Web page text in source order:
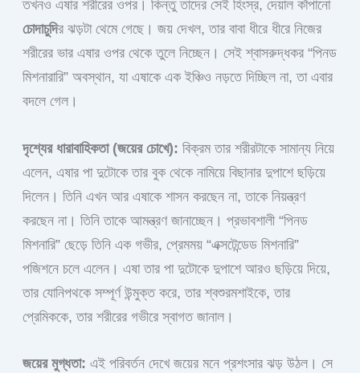
তখনও এষার শরীরের ওপর। কিন্তু তাদের সেই হিংস্র, দেয়াল কাঁপানো
চোদাচুদির ঝড়টা থেমে গেছে। জয় দেখল, তার বাবা ধীরে ধীরে নিজের
শরীরের ভার এষার ওপর থেকে তুলে নিচ্ছেন। সেই শ্বাসরুদ্ধকর “পিনড
মিশনারারি” অবস্থান, যা এষাকে এক ইঞ্চিও নড়তে দিচ্ছিল না, তা এবার
বদলে গেল।
দৃশ্যের ধারাবাহিকতা (জয়ের চোখে): বিক্রম তার শরীরটাকে সামান্য নিয়ে
এলেন, এষার পা দুটোকে তার বুক থেকে নামিয়ে বিছানার দুপাশে ছড়িয়ে
দিলেন। তিনি এখন আর এষাকে শাসন করছেন না, তাকে নিয়ন্ত্রণ
করছেন না। তিনি তাকে আমন্ত্রণ জানাচ্ছেন। প্রভাবশালী “পিনড
মিশনারি” ছেড়ে তিনি এক গভীর, প্রেমময় “এক্সটেন্ডেড মিশনারি”
পজিশনে চলে এলেন। এষা তার পা দুটোকে দুপাশে আরও ছড়িয়ে দিয়ে,
তার যোনিপথকে সম্পূর্ণ উন্মুক্ত করে, তার শ্বশুরমশাইকে, তার
প্রেমিককে, তার শরীরের গভীরে স্বাগত জানাল।
জয়ের মুগ্ধতা: এই পরিবর্তন দেখে জয়ের মনে প্রশংসার ঝড় উঠল। সে